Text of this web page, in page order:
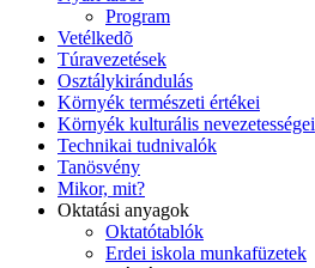
Program
Vetélkedõ
Túravezetések
Osztálykirándulás
Környék természeti értékei
Környék kulturális nevezetességei
Technikai tudnivalók
Tanösvény
Mikor, mit?
Oktatási anyagok
Oktatótablók
Erdei iskola munkafüzetek